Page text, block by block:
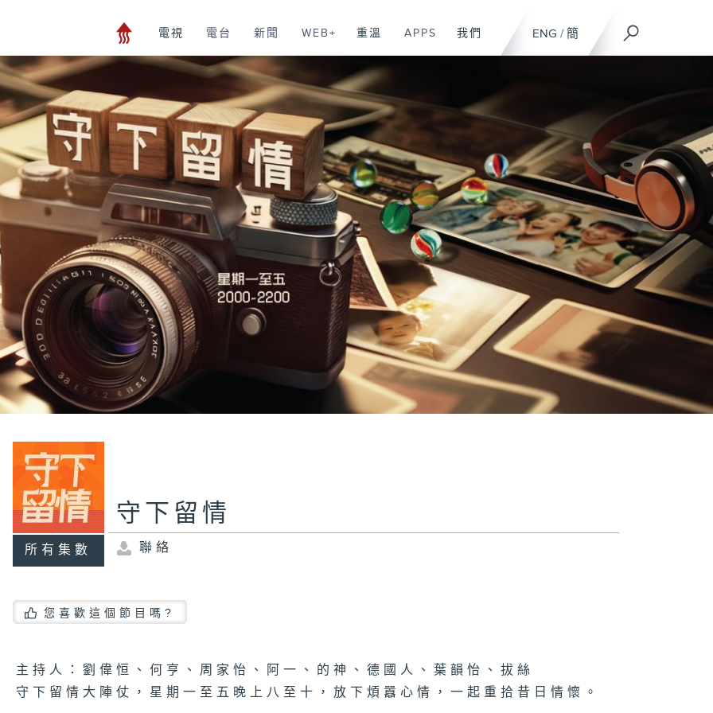
ENG / 簡
電視 電台 新聞 WEB+ 重溫 APPS 我們
所有集數
守下留情
聯絡
您喜歡這個節目嗎?
主持人：劉偉恒、何亨、周家怡、阿一、的神、德國人、葉韻怡、拔絲
守下留情大陣仗，星期一至五晚上八至十，放下煩囂心情，一起重拾昔日情懷。